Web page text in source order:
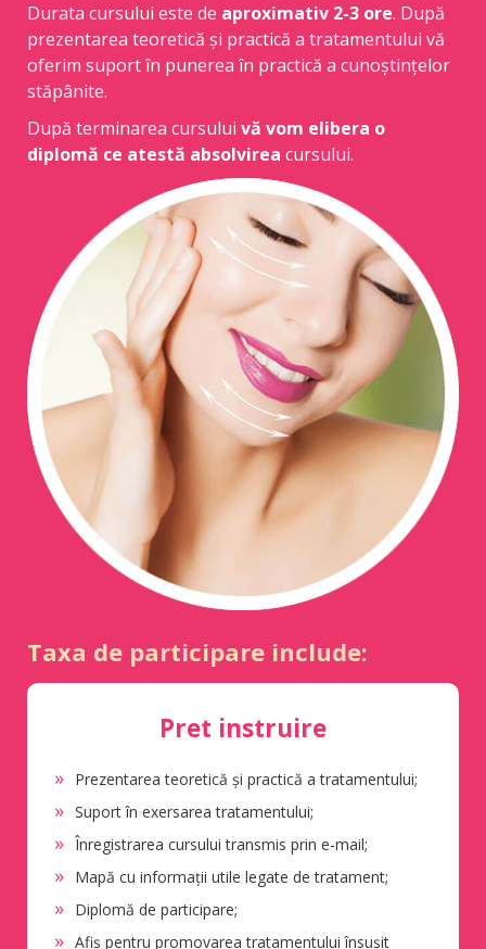
Durata cursului este de aproximativ 2-3 ore. După
prezentarea teoretică și practică a tratamentului vă
oferim suport în punerea în practică a cunoștințelor
stăpânite.
După terminarea cursului vă vom elibera o
diplomă ce atestă absolvirea cursului.
Taxa de participare include:
Pret instruire
Prezentarea teoretică și practică a tratamentului;
Suport în exersarea tratamentului;
Înregistrarea cursului transmis prin e-mail;
Mapă cu informații utile legate de tratament;
Diplomă de participare;
Afiș pentru promovarea tratamentului însușit